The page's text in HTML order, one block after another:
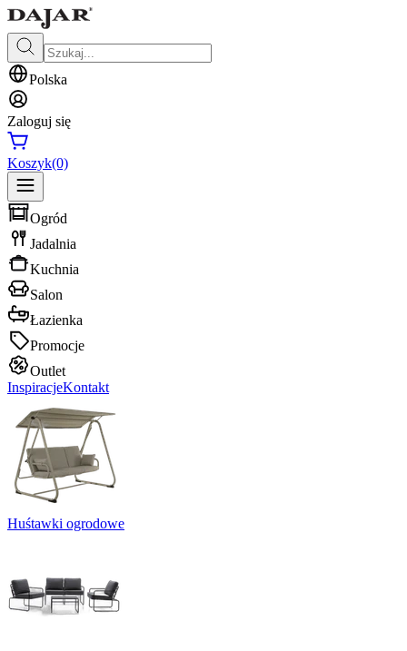
Polska
Zaloguj się
Koszyk(0)
Ogród
Jadalnia
Kuchnia
Salon
Łazienka
Promocje
Outlet
InspiracjeKontakt
Huśtawki ogrodowe